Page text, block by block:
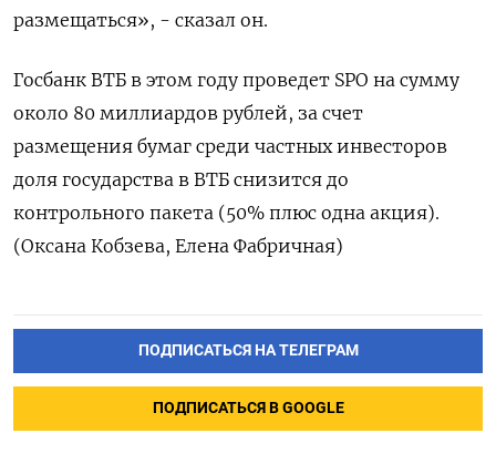
размещаться», - сказал он.
Госбанк ВТБ в этом году проведет SPO на сумму
около 80 миллиардов рублей, за счет
размещения бумаг среди частных инвесторов
доля государства в ВТБ снизится до
контрольного пакета (50% плюс одна акция).
(Оксана Кобзева, Елена Фабричная)
ПОДПИСАТЬСЯ НА ТЕЛЕГРАМ
ПОДПИСАТЬСЯ В GOOGLE